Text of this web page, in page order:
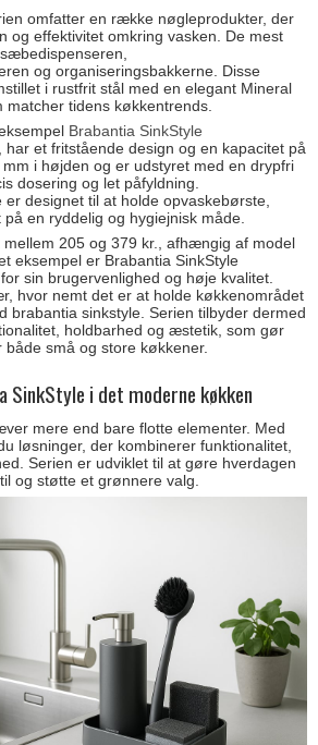
omfatter en række nøgleprodukter, der
og effektivitet omkring vasken. De mest
og organiseringsbakkerne. Disse
i rustfrit stål med en elegant Mineral
matcher tidens køkkentrends.
Brabantia SinkStyle
, har et fritstående design og en kapacitet på
i højden og er udstyret med en drypfri
dosering og let påfyldning.
designet til at holde opvaskebørste,
en ryddelig og hygiejnisk måde.
mellem 205 og 379 kr., afhængig af model
eksempel er Brabantia SinkStyle
sin brugervenlighed og høje kvalitet.
hvor nemt det er at holde køkkenområdet
brabantia sinkstyle. Serien tilbyder dermed
holdbarhed og æstetik, som gør
små og store køkkener.
SinkStyle i det moderne køkken
mere end bare flotte elementer. Med
løsninger, der kombinerer funktionalitet,
Serien er udviklet til at gøre hverdagen
og støtte et grønnere valg.